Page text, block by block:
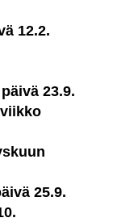
12.2.
23.9.
25.9.